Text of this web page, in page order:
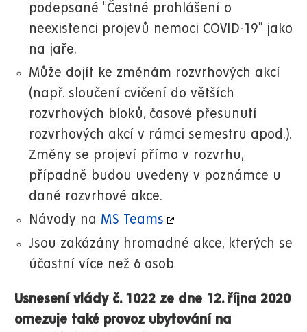
podepsané "Čestné prohlášení o
neexistenci projevů nemoci COVID-19" jako
na jaře.
Může dojít ke změnám rozvrhových akcí
(např. sloučení cvičení do větších
rozvrhových bloků, časové přesunutí
rozvrhových akcí v rámci semestru apod.).
Změny se projeví přímo v rozvrhu,
případně budou uvedeny v poznámce u
dané rozvrhové akce.
Návody na MS Teams
Jsou zakázány hromadné akce, kterých se
účastní více než 6 osob
Usnesení vlády č. 1022 ze dne 12. října 2020
omezuje také provoz ubytování na